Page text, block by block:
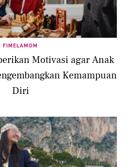
FIMELAMOM
Motivasi agar Anak
Kemampuan
Diri